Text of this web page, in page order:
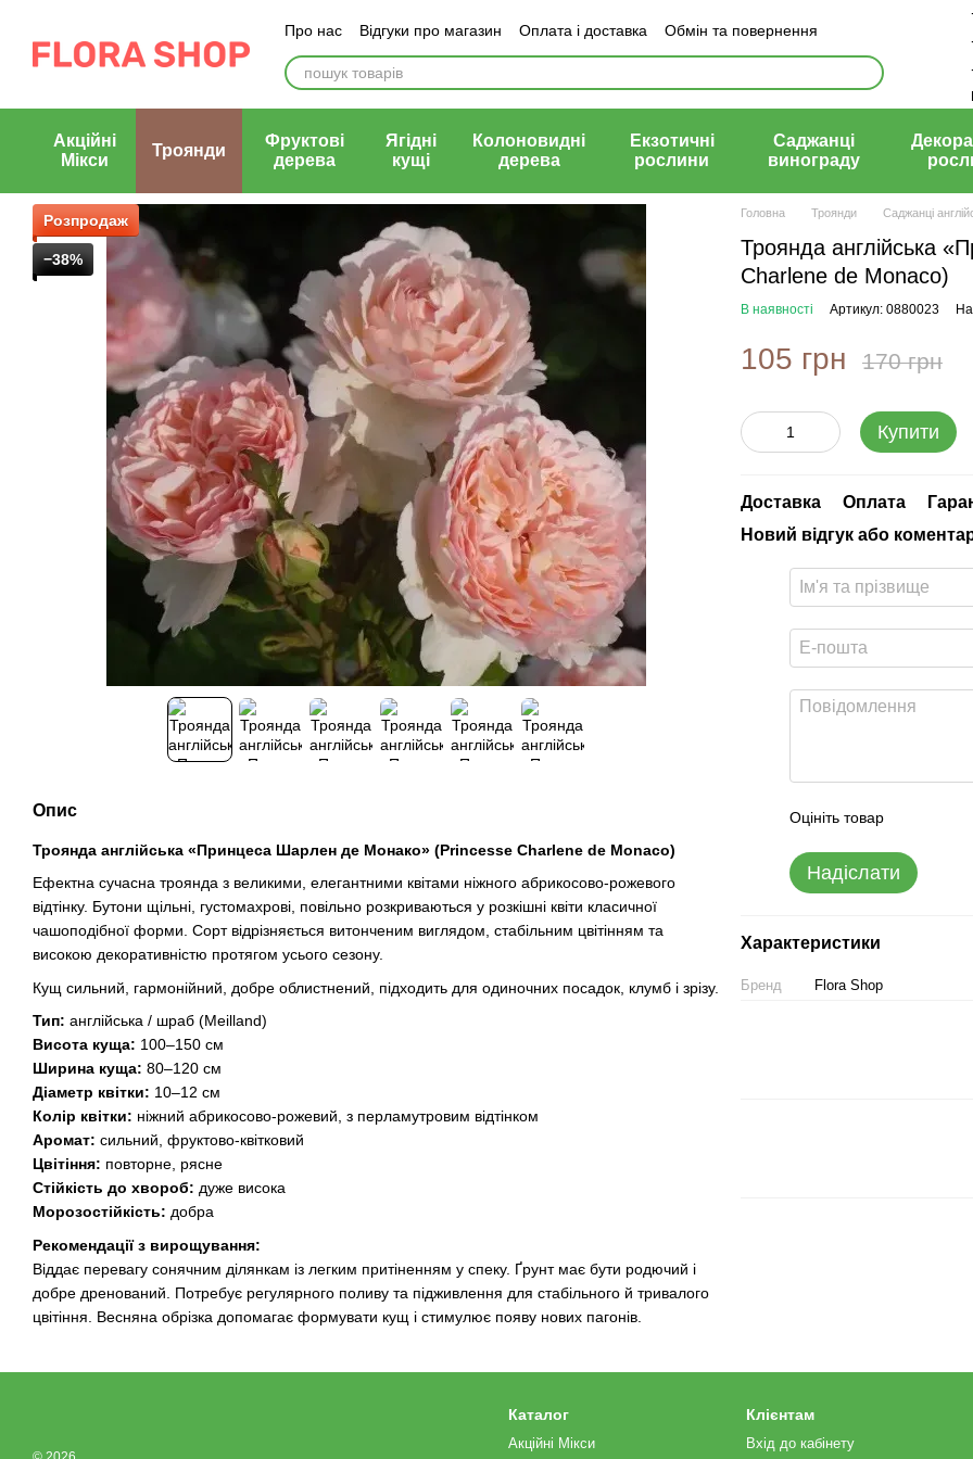
Про нас Відгуки про магазин Оплата і доставка
Обмін та повернення
Блог магазину
Публічний договір (оферта)
Акційні
Мікси
Троянди
Фруктові
дерева
Ягідні
кущі
Колоновидні
дерева
Екзотичні
рослини
Саджанці
винограду
Розпродаж
−38%
Опис
Троянда англійська «Принцеса Шарлен де Монако» (Princesse Charlene de Monaco)
Ефектна сучасна троянда з великими, елегантними квітами ніжного абрикосово-рожевого
відтінку. Бутони щільні, густомахрові, повільно розкриваються у розкішні квіти класичної
чашоподібної форми. Сорт відрізняється витонченим виглядом, стабільним цвітінням та
високою декоративністю протягом усього сезону.
Кущ сильний, гармонійний, добре облистнений, підходить для одиночних посадок, клумб і зрізу.
Тип: англійська / шраб (Meilland)
Висота куща: 100–150 см
Ширина куща: 80–120 см
Діаметр квітки: 10–12 см
Колір квітки: ніжний абрикосово-рожевий, з перламутровим відтінком
Аромат: сильний, фруктово-квітковий
Цвітіння: повторне, рясне
Стійкість до хвороб: дуже висока
Морозостійкість: добра
Рекомендації з вирощування:
Віддає перевагу сонячним ділянкам із легким притіненням у спеку. Ґрунт має бути родючий і
добре дренований. Потребує регулярного поливу та підживлення для стабільного й тривалого
цвітіння. Весняна обрізка допомагає формувати кущ і стимулює появу нових пагонів.
Головна Троянди Саджанці
Троянда англійська
Charlene de Monaco)
В наявності Артикул: 0880023
105 грн 170 грн
Купити
Доставка Оплата
Новий відгук або
Оцініть товар
Надіслати
Характеристики
Бренд Flora Shop
Каталог
Акційні Мікси
Клієнтам
Вхід до кабінету